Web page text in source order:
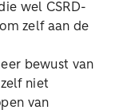
wel CSRD-
zelf aan de
bewust van
niet
van